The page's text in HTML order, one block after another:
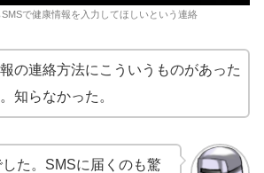
SMSで健康情報を入力してほしいという連絡
の連絡方法にこういうものがあった
知らなかった。
た。SMSに届くのも驚